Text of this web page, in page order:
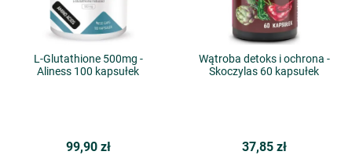
L-Glutathione 500mg -
Aliness 100 kapsułek
99,90 zł
Wątroba detoks i ochrona -
Skoczylas 60 kapsułek
37,85 zł